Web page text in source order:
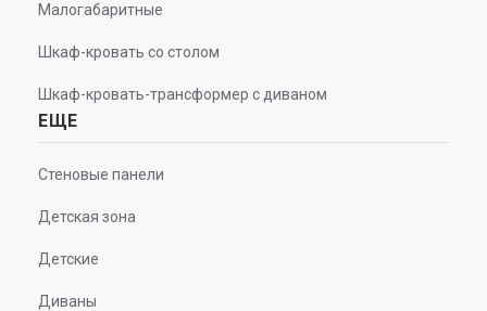
Малогабаритные
Шкаф-кровать со столом
Шкаф-кровать-трансформер с диваном
ЕЩЕ
Стеновые панели
Детская зона
Детские
Диваны